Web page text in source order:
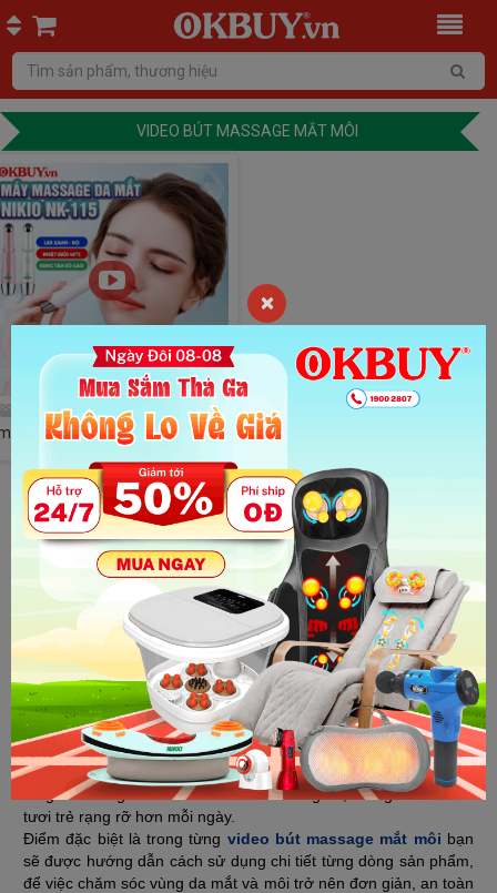
VIDEO BÚT MASSAGE MẮT MÔI
Video giới thiệu bút massage
môi nhiệt nóng Nikio NK-115
Bút massage mắt môi - Giải pháp giảm
quầng thâm, mờ nếp nhăn, dưỡng môi
mềm mịn và giúp tinh chất thẩm thấu sâu,
mang tới làn da tươi trẻ rạng ngời
Video review bút massage mắt môi tại OKBUY sẽ đưa bạn
khám phá trọn vẹn những dòng sản phẩm đang được quan tâm
nhiều nhất, từNikio NK-115nhỏ gọn tiện lợi cho đến búa nóng
lạnh 2 đầuNikio NK-127đa năng. Không chỉ đơn thuần giới
thiệu sản phẩm, video còn bật mí cho bạn những lợi ích tuyệt
vời mà bút massage mang lại: giúp giảm quầng thâm và bọng
mắt, hỗ trợ làm mờ nếp nhăn, dưỡng môi mềm mượt, đồng thời
tăng khả năng thẩm thấu tinh chất dưỡng da, mang đến làn da
tươi trẻ rạng rỡ hơn mỗi ngày.
Điểm đặc biệt là trong từng video bút massage mắt môi bạn
sẽ được hướng dẫn cách sử dụng chi tiết từng dòng sản phẩm,
để việc chăm sóc vùng da mắt và môi trở nên đơn giản, an toàn
×